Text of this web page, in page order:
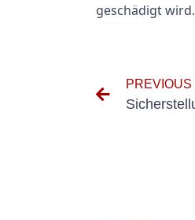
geschädigt wird.
PREVIOUS